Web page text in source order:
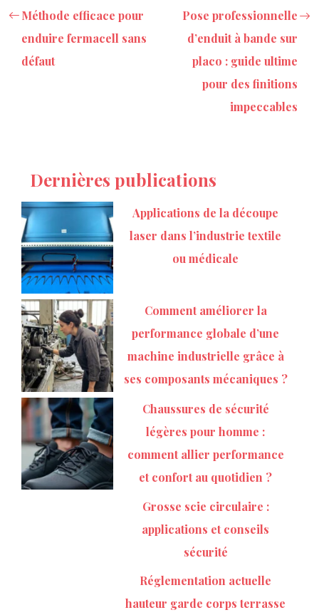
Méthode efficace pour
enduire fermacell sans
défaut
Pose professionnelle
d’enduit à bande sur
placo : guide ultime
pour des finitions
impeccables
Dernières publications
Applications de la découpe
laser dans l’industrie textile
ou médicale
Comment améliorer la
performance globale d’une
machine industrielle grâce à
ses composants mécaniques ?
Chaussures de sécurité
légères pour homme :
comment allier performance
et confort au quotidien ?
Grosse scie circulaire :
applications et conseils
sécurité
Réglementation actuelle
hauteur garde corps terrasse